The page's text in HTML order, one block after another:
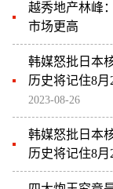
越秀地产林峰
市场更高
韩媒怒批日本
历史将记住8月
2023-08-26
韩媒怒批日本
历史将记住8月